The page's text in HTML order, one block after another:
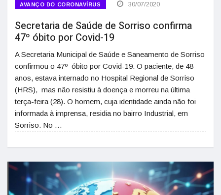
AVANÇO DO CORONAVÍRUS 30/07/2020
Secretaria de Saúde de Sorriso confirma
47º óbito por Covid-19
A Secretaria Municipal de Saúde e Saneamento de Sorriso
confirmou o 47º óbito por Covid-19. O paciente, de 48
anos, estava internado no Hospital Regional de Sorriso
(HRS), mas não resistiu à doença e morreu na última
terça-feira (28). O homem, cuja identidade ainda não foi
informada à imprensa, residia no bairro Industrial, em
Sorriso. No …